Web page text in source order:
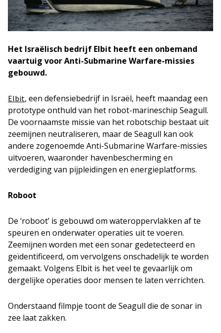
Het Israëlisch bedrijf Elbit heeft een onbemand
vaartuig voor Anti-Submarine Warfare-missies
gebouwd.
Elbit, een defensiebedrijf in Israël, heeft maandag een
prototype onthuld van het robot-marineschip Seagull.
De voornaamste missie van het robotschip bestaat uit
zeemijnen neutraliseren, maar de Seagull kan ook
andere zogenoemde Anti-Submarine Warfare-missies
uitvoeren, waaronder havenbescherming en
verdediging van pijpleidingen en energieplatforms.
Roboot
De ‘roboot’ is gebouwd om wateroppervlakken af te
speuren en onderwater operaties uit te voeren.
Zeemijnen worden met een sonar gedetecteerd en
geïdentificeerd, om vervolgens onschadelijk te worden
gemaakt. Volgens Elbit is het veel te gevaarlijk om
dergelijke operaties door mensen te laten verrichten.
Onderstaand filmpje toont de Seagull die de sonar in
zee laat zakken.